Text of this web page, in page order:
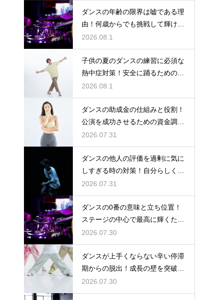
ダンスの年齢の限界は嘘である理
由！何歳からでも挑戦して輝ける
という事実
2026.08.1
子供の夏のダンスの練習に必須な
熱中症対策！安全に踊るためのポ
イント
2026.08.1
ダンスの助成金の仕組みと役割！
公演を成功させるための資金調達
のノウハウ
2026.07.31
ダンスの他人の評価を過剰に気に
しすぎる時の対策！自分らしく踊
るには
2026.07.31
ダンスの0番の意味と立ち位置！
ステージの中心で最高に輝くため
の心得
2026.07.30
ダンスが上手くならない辛い停滞
期からの脱出！成長の壁を突破す
る秘訣
2026.07.30